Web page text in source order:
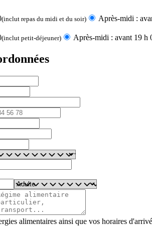
(inclut repas du midi et du soir) Après-midi :
(inclut petit-déjeuner) Après-midi : avant 19 h
alimentaires ainsi que vos horaires